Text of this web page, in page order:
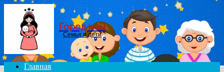
Menu
Город мам
Семья и дети
Главная